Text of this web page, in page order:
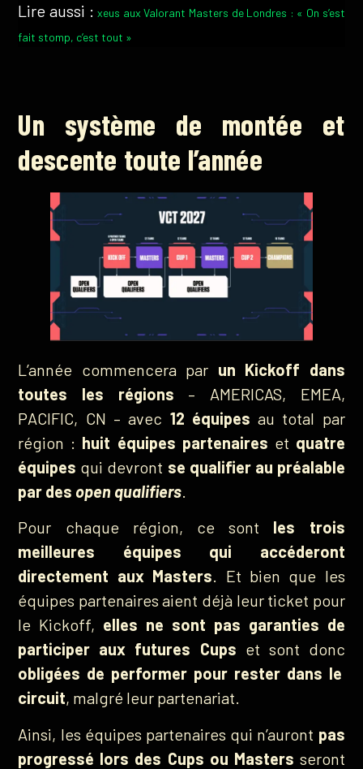
Lire aussi :xeus aux Valorant Masters de Londres : « On s’est
fait stomp, c’est tout »
Un système de montée et
descente toute l’année
L’année commencera par un Kickoff dans
toutes les régions – AMERICAS, EMEA,
PACIFIC, CN – avec 12 équipes au total par
région : huit équipes partenaires et quatre
équipes qui devront se qualifier au préalable
par des open qualifiers.
Pour chaque région, ce sont les trois
meilleures équipes qui accéderont
directement aux Masters. Et bien que les
équipes partenaires aient déjà leur ticket pour
le Kickoff, elles ne sont pas garanties de
participer aux futures Cups et sont donc
obligées de performer pour rester dans le
circuit, malgré leur partenariat.
Ainsi, les équipes partenaires qui n’auront pas
progressé lors des Cups ou Masters seront